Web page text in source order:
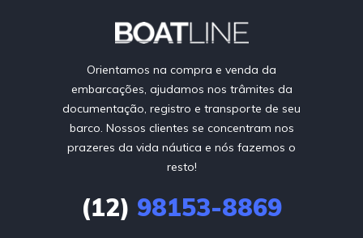
Orientamos na compra e venda da
embarcações, ajudamos nos trâmites da
documentação, registro e transporte de seu
barco. Nossos clientes se concentram nos
prazeres da vida náutica e nós fazemos o
resto!
(12) 98153-8869